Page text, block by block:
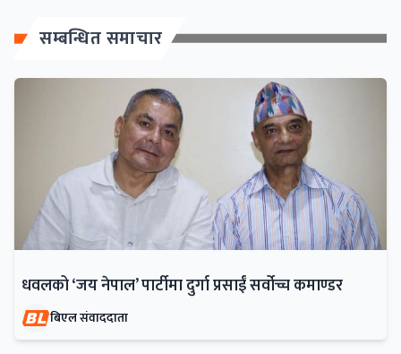
सम्बन्धित समाचार
धवलको ‘जय नेपाल’ पार्टीमा दुर्गा प्रसाईं सर्वोच्च कमाण्डर
बिएल संवाददाता